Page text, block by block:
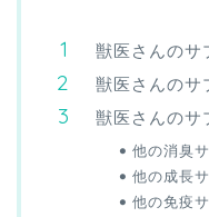
獣医さんの
獣医さんのサ
獣医さんの
他の消臭
他の成長
他の免疫